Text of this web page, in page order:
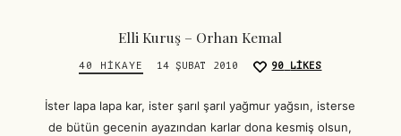
Elli Kuruş – Orhan Kemal
40 HIKAYE 14 ŞUBAT 2010 90 LIKES
İster lapa lapa kar, ister şarıl şarıl yağmur yağsın, isterse
de bütün gecenin ayazından karlar dona kesmiş olsun,